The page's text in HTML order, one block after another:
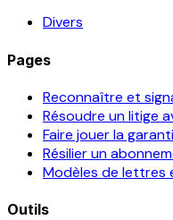
Divers
Pages
Reconnaître et
Résoudre un litige
Faire jouer la
Résilier un
Modèles de lettres
Outils